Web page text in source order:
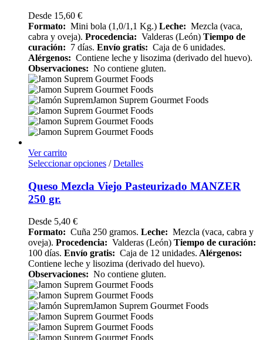
Desde 15,60 €
Formato: Mini bola (1,0/1,1 Kg.) Leche: Mezcla (vaca,
cabra y oveja). Procedencia: Valderas (León) Tiempo de
curación: 7 días. Envío gratis: Caja de 6 unidades.
Alérgenos: Contiene leche y lisozima (derivado del huevo).
Observaciones: No contiene gluten.
Ver carrito
Seleccionar opciones / Detalles
Queso Mezcla Viejo Pasteurizado MANZER
250 gr.
Desde 5,40 €
Formato: Cuña 250 gramos. Leche: Mezcla (vaca, cabra y
oveja). Procedencia: Valderas (León) Tiempo de curación:
100 días. Envío gratis: Caja de 12 unidades. Alérgenos:
Contiene leche y lisozima (derivado del huevo).
Observaciones: No contiene gluten.